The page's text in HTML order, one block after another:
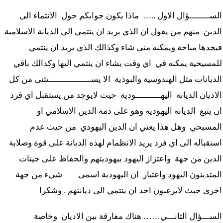
الســــــــؤال الاول ….. ماذا يكون جوابكم حول الانتماء الى
الدين منهم من يقول ان الذي يريد ان ينتمي الى الديانة الاسلامية
فيجدها مباحة ويمكنه متى شاء وكذالك الذي يريد ان ينتمي
للمسيحية يمكنه في اي وقت يشاء ان ينتمي اليها وكذالك باقي
الديانات مثل الهندوسية والبوذية الا يســـــــــــــــــتثنى من كل
الاديان الديانة اليهــــــــــودية حيث لايوجد من يستقبل اي فرد
ان يتبع الديانة اليهودية وهو على ذمة الدين الاسلامي او
المسيحي وهل هذا يعني ان الدين اليهودي من حيث عدم
استقباله الى اي فرد يريد الانظمام لهذه الديانة على قوة وصلابة
الدين من جهة واعتزاز اليهود بيهوديتهم والحفاظ على جينات
المتدينون اليهود واعتبار ان اليهودية اسمى شيء من جهة
اخرى حيث لايرغبون احد ان ينتمي الى ديانتهم . وشكرا
الســـؤال الثانـــي…… هناك مفارقة بين الاديان وخاصة